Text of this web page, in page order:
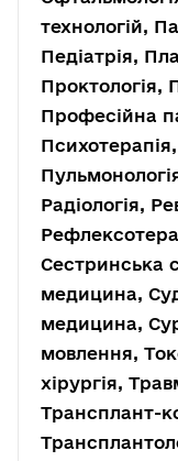
технологій,
Педіатрія,
Проктологія,
Професійна
Радіологія,
Сестринська
медицина,
медицина,
мовлення,
хірургія,
Трансплант-